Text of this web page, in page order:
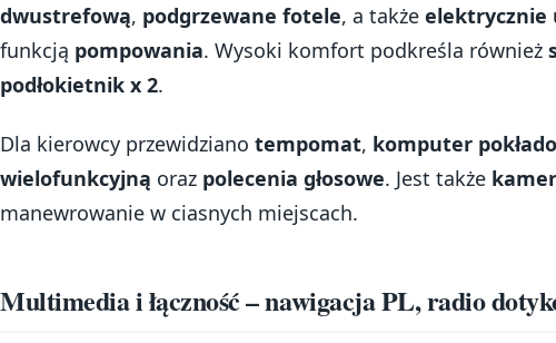
dwustrefową, podgrzewane fotele, a także elektrycznie
funkcją pompowania. Wysoki komfort podkreśla również
podłokietnik x 2.
Dla kierowcy przewidziano tempomat, komputer
wielofunkcyjną oraz polecenia głosowe. Jest także
manewrowanie w ciasnych miejscach.
Multimedia i łączność – nawigacja PL, radio